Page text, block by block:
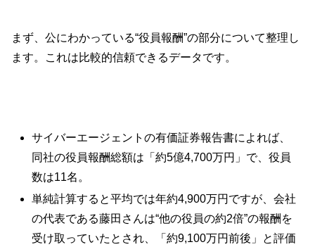
まず、公にわかっている“役員報酬”の部分について整理し
ます。これは比較的信頼できるデータです。
サイバーエージェントの有価証券報告書によれば、
同社の役員報酬総額は「約5億4,700万円」で、役員
数は11名。
単純計算すると平均では年約4,900万円ですが、会社
の代表である藤田さんは“他の役員の約2倍”の報酬を
受け取っていたとされ、「約9,100万円前後」と評価